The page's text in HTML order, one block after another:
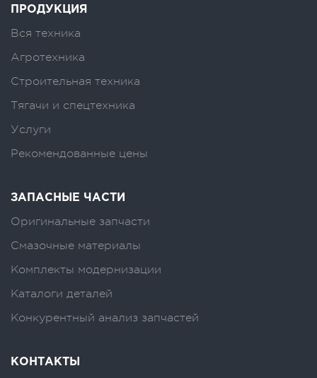
ПРОДУКЦИЯ
Вся техника
Агротехника
Строительная техника
Тягачи и спецтехника
Услуги
Рекомендованные цены
ЗАПАСНЫЕ ЧАСТИ
Оригинальные запчасти
Смазочные материалы
Комплекты модернизации
Каталоги деталей
Конкурентный анализ запчастей
КОНТАКТЫ